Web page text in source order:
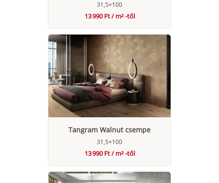
31,5×100
13 990 Ft / m² -től
Tangram Walnut csempe
31,5×100
13 990 Ft / m² -től